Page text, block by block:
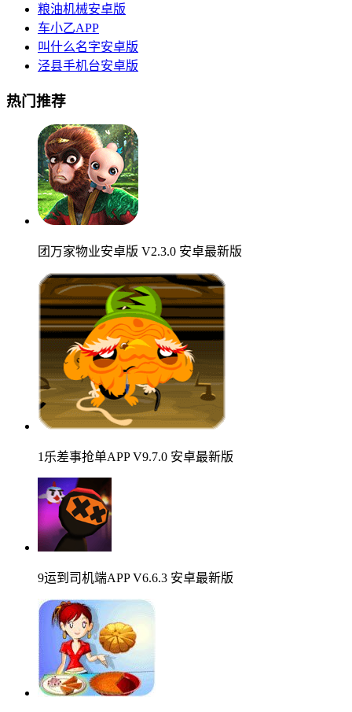
粮油机械安卓版
车小乙APP
叫什么名字安卓版
泾县手机台安卓版
热门推荐
团万家物业安卓版 V2.3.0 安卓最新版
1乐差事抢单APP V9.7.0 安卓最新版
9运到司机端APP V6.6.3 安卓最新版